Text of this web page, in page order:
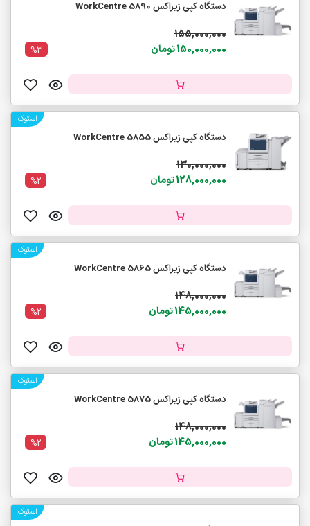
دستگاه کپی زیراکس WorkCentre 5890
155,000,000
150,000,000 تومان
%3
استوک
دستگاه کپی زیراکس WorkCentre 5855
130,000,000
128,000,000 تومان
%2
استوک
دستگاه کپی زیراکس WorkCentre 5865
148,000,000
145,000,000 تومان
%2
استوک
دستگاه کپی زیراکس WorkCentre 5875
148,000,000
145,000,000 تومان
%2
استوک